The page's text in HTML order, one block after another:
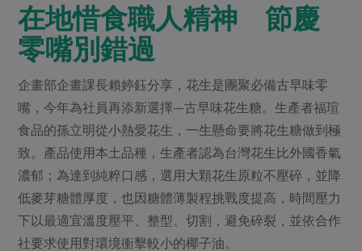
在地惜食職人精神 節慶
零嘴別錯過
企畫部企畫課長賴婷鈺分享，花生是團聚必備古早味零
嘴，今年為社員再添新選擇—古早味花生糖。生產者福瑄
食品的孫立明從小熱愛花生，一生懸命要將花生糖做到極
致。產品使用本土品種，生產者認為台灣花生比外國香氣
濃郁；為達到純粹口感，選用大顆花生原粒不壓碎，並降
低麥芽糖體厚度，也因糖體薄製程挑戰度提高，時間壓力
下以最適宜溫度壓平、整型、切割，避免碎裂，並依合作
社要求使用對環境衝擊較小的椰子油。